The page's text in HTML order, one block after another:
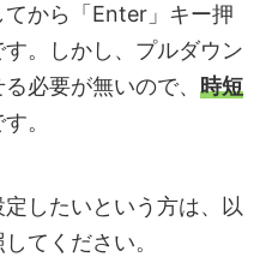
から「Enter」キー押
。しかし、プルダウン
必要が無いので、 時短
。
したいという方は、以
てください。